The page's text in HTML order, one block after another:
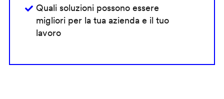
Quali soluzioni possono essere
migliori per la tua azienda e il tuo
lavoro